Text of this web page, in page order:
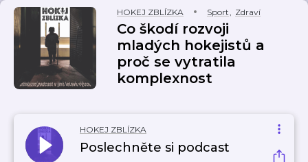
HOKEJ ZBLÍZKA Sport, Zdraví
Co škodí rozvoji
mladých hokejistů a
proč se vytratila
komplexnost
HOKEJ ZBLÍZKA
Poslechněte si podcast